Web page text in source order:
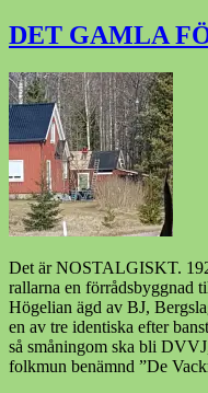
DET GAMLA
Det är NOSTALGISKT.
rallarna en förrådsbyggnad
Högelian ägd av BJ,
en av tre identiska efter
så småningom ska bli
folkmun benämnd ”De